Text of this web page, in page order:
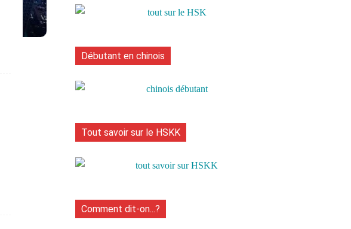
Débutant en chinois
Tout savoir sur le HSKK
Comment dit-on...?